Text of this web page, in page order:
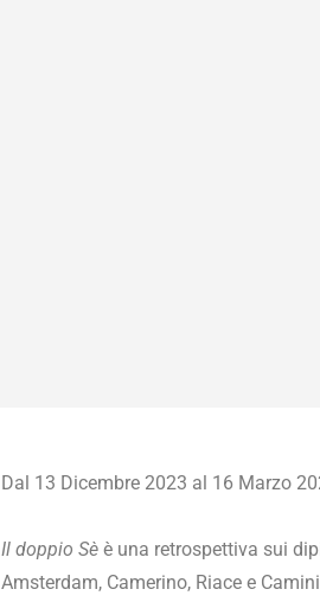
Dal 13 Dicembre 2023 al 16 Marzo
Il doppio Sè è una retrospettiva sui
Amsterdam, Camerino, Riace e